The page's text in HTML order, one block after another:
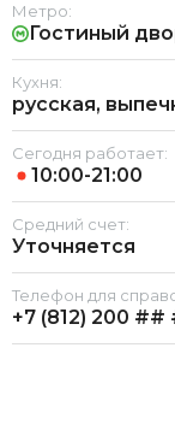
Метро:
Гостиный
Кухня:
русская,
Сегодня работает:
10:00-21:00
Средний счет:
Уточняется
Телефон для
+7 (812) 200 ##